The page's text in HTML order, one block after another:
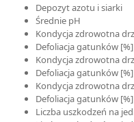
Depozyt azotu i siarki
Średnie pH
Kondycja zdrowotna
Defoliacja gatunków
Kondycja zdrowotna
Defoliacja gatunków
Kondycja zdrowotna
Defoliacja gatunków
Liczba uszkodzeń na